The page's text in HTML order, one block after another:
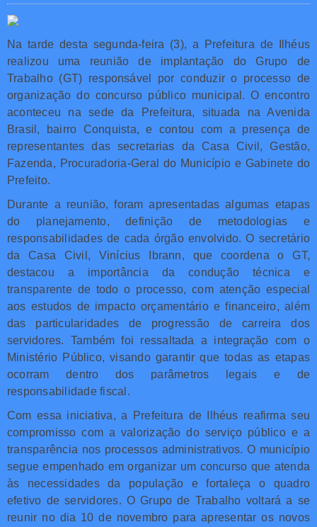
Na tarde desta segunda-feira (3), a Prefeitura de Ilhéus
realizou uma reunião de implantação do Grupo de
Trabalho (GT) responsável por conduzir o processo de
organização do concurso público municipal. O encontro
aconteceu na sede da Prefeitura, situada na Avenida
Brasil, bairro Conquista, e contou com a presença de
representantes das secretarias da Casa Civil, Gestão,
Fazenda, Procuradoria-Geral do Município e Gabinete do
Prefeito.
Durante a reunião, foram apresentadas algumas etapas
do planejamento, definição de metodologias e
responsabilidades de cada órgão envolvido. O secretário
da Casa Civil, Vinícius Ibrann, que coordena o GT,
destacou a importância da condução técnica e
transparente de todo o processo, com atenção especial
aos estudos de impacto orçamentário e financeiro, além
das particularidades de progressão de carreira dos
servidores. Também foi ressaltada a integração com o
Ministério Público, visando garantir que todas as etapas
ocorram dentro dos parâmetros legais e de
responsabilidade fiscal.
Com essa iniciativa, a Prefeitura de Ilhéus reafirma seu
compromisso com a valorização do serviço público e a
transparência nos processos administrativos. O município
segue empenhado em organizar um concurso que atenda
às necessidades da população e fortaleça o quadro
efetivo de servidores. O Grupo de Trabalho voltará a se
reunir no dia 10 de novembro para apresentar os novos